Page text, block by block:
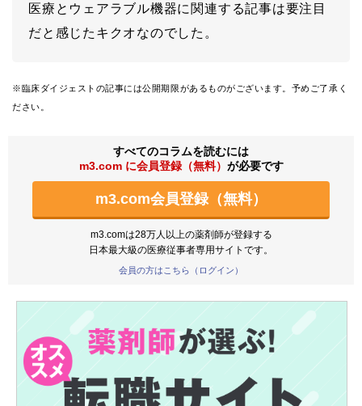
医療とウェアラブル機器に関連する記事は要注目
だと感じたキクオなのでした。
※臨床ダイジェストの記事には公開期限があるものがございます。予めご了承く
ださい。
すべてのコラムを読むには
m3.com に会員登録（無料） が必要です
m3.com会員登録（無料）
m3.comは28万人以上の薬剤師が登録する
日本最大級の医療従事者専用サイトです。
会員の方はこちら（ログイン）